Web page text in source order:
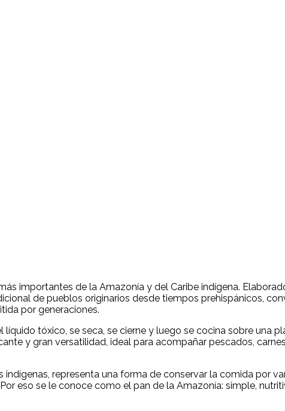
importantes de la Amazonía y del Caribe indígena.
de pueblos originarios desde tiempos prehispánicos,
por generaciones.
tóxico, se seca, se cierne y luego se cocina sobre una
y gran versatilidad, ideal para acompañar pescados,
representa una forma de conservar la comida por
eso se le conoce como el pan de la Amazonía: simple,